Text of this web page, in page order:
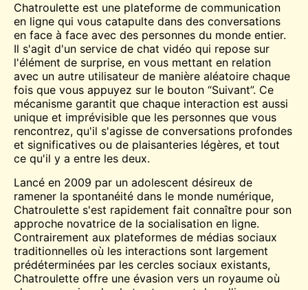
Chatroulette est une plateforme de communication
en ligne qui vous catapulte dans des conversations
en face à face avec des personnes du monde entier.
Il s'agit d'un service de chat vidéo qui repose sur
l'élément de surprise, en vous mettant en relation
avec un autre utilisateur de manière aléatoire chaque
fois que vous appuyez sur le bouton “Suivant”. Ce
mécanisme garantit que chaque interaction est aussi
unique et imprévisible que les personnes que vous
rencontrez, qu'il s'agisse de conversations profondes
et significatives ou de plaisanteries légères, et tout
ce qu'il y a entre les deux.
Lancé en 2009 par un adolescent désireux de
ramener la spontanéité dans le monde numérique,
Chatroulette s'est rapidement fait connaître pour son
approche novatrice de la socialisation en ligne.
Contrairement aux plateformes de médias sociaux
traditionnelles où les interactions sont largement
prédéterminées par les cercles sociaux existants,
Chatroulette offre une évasion vers un royaume où